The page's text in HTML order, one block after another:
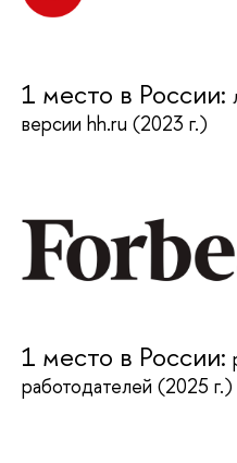
1 место в России:
версии hh.ru (2023 г.)
1 место в России:
работодателей (2025 г.)